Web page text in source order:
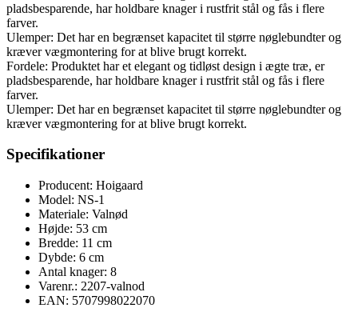
pladsbesparende, har holdbare knager i rustfrit stål og fås i flere
farver.
Ulemper: Det har en begrænset kapacitet til større nøglebundter og
kræver vægmontering for at blive brugt korrekt.
Fordele: Produktet har et elegant og tidløst design i ægte træ, er
pladsbesparende, har holdbare knager i rustfrit stål og fås i flere
farver.
Ulemper: Det har en begrænset kapacitet til større nøglebundter og
kræver vægmontering for at blive brugt korrekt.
Specifikationer
Producent: Hoigaard
Model: NS-1
Materiale: Valnød
Højde: 53 cm
Bredde: 11 cm
Dybde: 6 cm
Antal knager: 8
Varenr.: 2207-valnod
EAN: 5707998022070